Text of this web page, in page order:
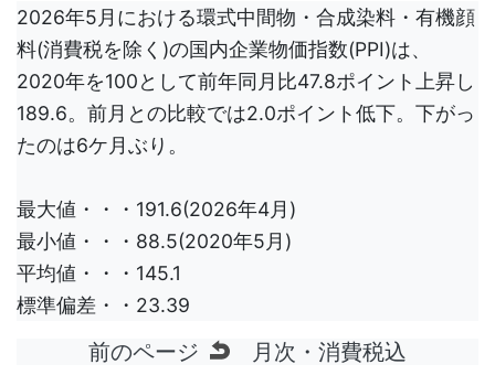
2026年5月における環式中間物・合成染料・有機顔
料(消費税を除く)の国内企業物価指数(PPI)は、
2020年を100として前年同月比47.8ポイント上昇し
189.6。前月との比較では2.0ポイント低下。下がっ
たのは6ケ月ぶり。
最大値・・・191.6(2026年4月)
最小値・・・88.5(2020年5月)
平均値・・・145.1
標準偏差・・23.39
前のページ 月次・消費税込